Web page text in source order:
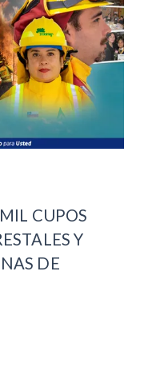
CUPOS
Y
DE